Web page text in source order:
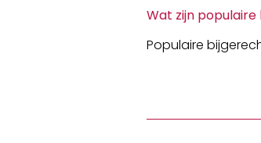
Wat zijn
Populaire